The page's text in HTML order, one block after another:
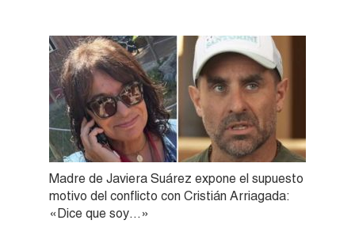
Madre de Javiera Suárez expone el supuesto
motivo del conflicto con Cristián Arriagada:
«Dice que soy…»